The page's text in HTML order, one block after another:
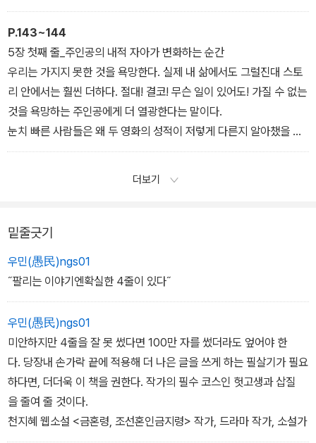
한다.
그것이 바로 ‘사건’이다. 그러니 이야기를 쓴다는 것은 그 사건의 시작
부터 종료되는 시점까지의 사건 일지를 기록하는 것과 같다.
P.143~144
5장 첫째 줄_주인공의 내적 자아가 변화하는 순간
우리는 가지지 못한 것을 욕망한다. 실제 내 삶에서도 그럴진대 스토
리 안에서는 훨씬 더하다. 절대! 결코! 무슨 일이 있어도! 가질 수 없는
것을 욕망하는 주인공에게 더 열광한다는 말이다.
눈치 빠른 사람들은 왜 두 영화의 성적이 저렇게 다른지 알아챘을 것
이다. 그렇다. 우리와 같은 처지에 있으면서 절대 넘볼 수 없는 임금의
된다.
지만 우리는 노비가 왕이 되어 양반들을 군림하는 통쾌함을 더 보고
싶어 한다. 왕이 노비처럼 뚜드려 맞는 통쾌함도 같은 것 아니냐고 딴
들 편에 세운다. 같은 편이 뚜드려 맞는 걸 보면서 통쾌해할 관객은 없
단 말이다.
더보기
밑줄긋기
우민(愚民)ngs01
˝팔리는 이야기엔확실한 4줄이 있다˝
우민(愚民)ngs01
미안하지만 4줄을 잘 못 썼다면 100만 자를 썼더라도 엎어야 한
다. 당장내 손가락 끝에 적용해 더 나은 글을 쓰게 하는 필살기가 필요
하다면, 더더욱 이 책을 권한다. 작가의 필수 코스인 헛고생과 삽질
을 줄여 줄 것이다.
천지혜 웹소설 <금혼령, 조선혼인금지령> 작가, 드라마 작가, 소설가